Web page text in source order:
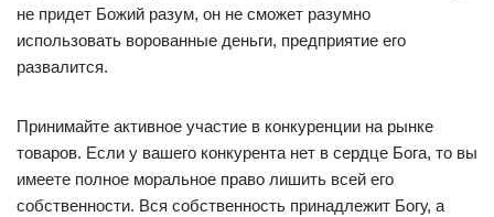
не придет Божий разум, он не сможет разумно
использовать ворованные деньги, предприятие его
развалится.
Принимайте активное участие в конкуренции на рынке
товаров. Если у вашего конкурента нет в сердце Бога, то вы
имеете полное моральное право лишить всей его
собственности. Вся собственность принадлежит Богу, а